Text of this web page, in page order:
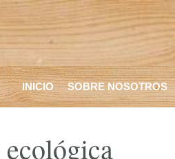
INICIO SOBRE NOSOTROS
ecológica